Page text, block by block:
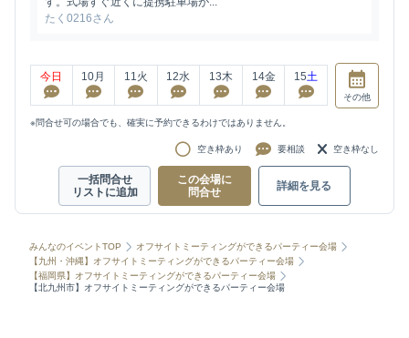
たく0216さん
今日 10月 11火 12水 13木 14金 15土
その他
※問合せ可の場合でも、確実に予約できるわけではありません。
空き枠あり 要相談 空き枠なし
一括問合せ
リストに追加
この会場に
問合せ
詳細を見る
みんなのイベントTOP
オフサイトミーティングができるパーティー会場
【九州・沖縄】オフサイトミーティングができるパーティー会場
【福岡県】オフサイトミーティングができるパーティー会場
【北九州市】オフサイトミーティングができるパーティー会場